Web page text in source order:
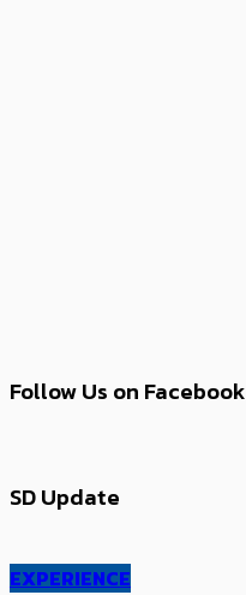
Follow Us on Facebook
SD Update
EXPERIENCE